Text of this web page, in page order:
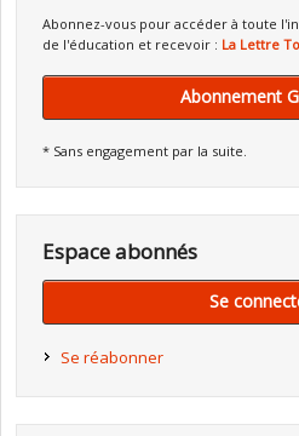
Abonnez-vous pour accéder à toute
de l'éducation et recevoir : La Lettre
Abonnement
* Sans engagement par la suite.
Espace abonnés
Se
Se réabonner